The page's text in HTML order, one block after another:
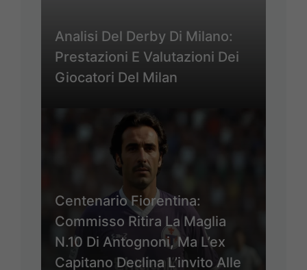
Analisi Del Derby Di Milano:
Prestazioni E Valutazioni Dei
Giocatori Del Milan
Centenario Fiorentina:
Commisso Ritira La Maglia
N.10 Di Antognoni, Ma L’ex
Capitano Declina L’invito Alle